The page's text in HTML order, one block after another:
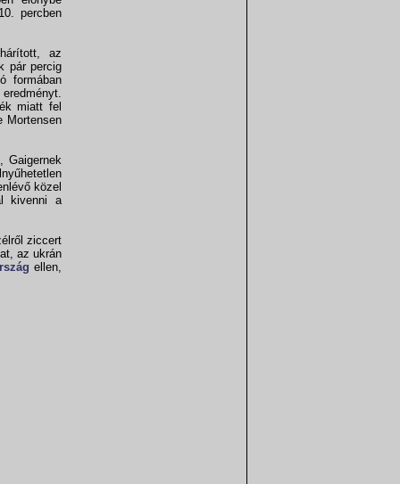
percben
az
pár percig
formában
miatt fel
Mortensen
Gaigernek
közel
kivenni a
ziccert
az ukrán
ellen,